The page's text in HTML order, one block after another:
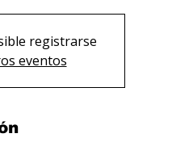
registrarse
eventos